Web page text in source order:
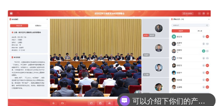
可以介绍下你们的产品么